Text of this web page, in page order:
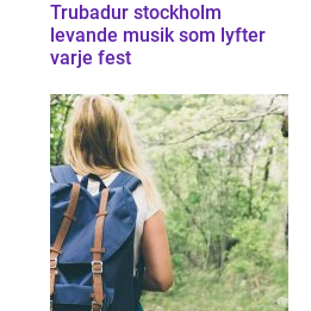
Trubadur stockholm
levande musik som lyfter
varje fest